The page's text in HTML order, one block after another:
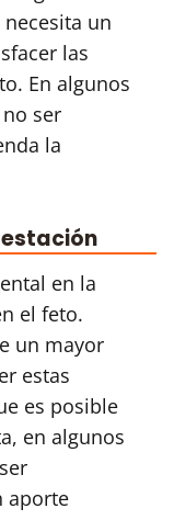
un
las
En algunos
ser
la
en la
el feto.
un mayor
estas
es posible
en algunos
aporte